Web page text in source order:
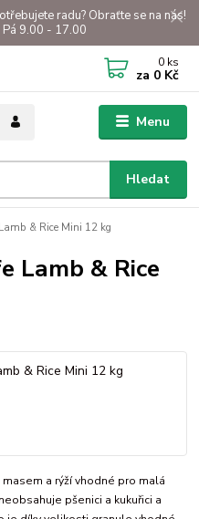
radu? Obraťte se na nás!
9.00 - 17.00
Menu
Hledat
0 ks
za 0 Kč
& Rice Mini 12 kg
Lamb & Rice
a rýží vhodné pro malá
pšenici a kukuřici a